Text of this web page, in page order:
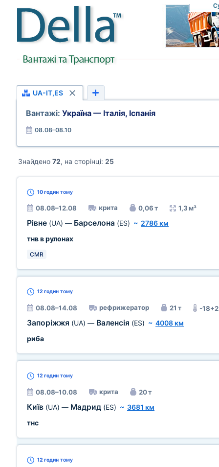
UA-IT,ES
Вантажі: Україна — Італія, Іспанія
08.08–08.10
Знайдено 72, на сторінці: 25
10 годин тому
08.08–12.08 крита 0,06 т 1,3 м³
Рівне (UA) — Барселона (ES) ~ 2786 км
тнв в рулонах
CMR
12 годин тому
08.08–14.08 рефрижератор 21 т -
Запоріжжя (UA) — Валенсія (ES) ~ 4008 км
риба
12 годин тому
08.08–10.08 крита 20 т
Київ (UA) — Мадрид (ES) ~ 3681 км
тнс
12 годин тому